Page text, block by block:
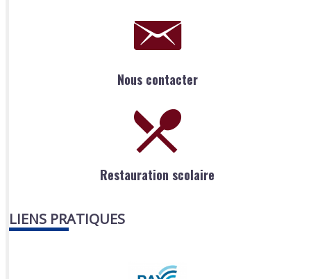
Nous contacter
Restauration scolaire
LIENS PRATIQUES